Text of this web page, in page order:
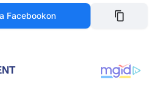
Facebookon